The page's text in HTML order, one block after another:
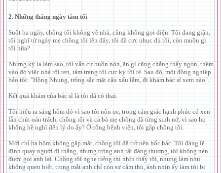
2. Những tháng ngày tăm tối
Suốt ba ngày, chồng tôi không về nhà, cũng không gọi điện. Tôi đang giận,
tôi nghĩ từ ngày mẹ chồng tôi lên đây, tôi đã cực nhục đủ rồi, còn muốn gì
tôi nữa?
Nhưng kỳ lạ làm sao, tôi vẫn cứ buồn nôn, ăn gì cũng chẳng thấy ngon, thêm
vào đó việc nhà rối ren, tâm trạng tôi cực kỳ tồi tệ. Sau đó, một đồng nghiệp
bảo tôi: "Hồng Nhung, trông sắc mặt cậu xấu lắm, đi khám bác sĩ xem nào".
Kết quả khám của bác sĩ là tôi đã có thai.
Tôi hiểu ra sáng hôm đó vì sao tôi nôn ọe, trong cảm giác hạnh phúc có xen
lẫn chút oán trách, chồng tôi và cả bà mẹ chồng đã từng sinh nở, vì sao họ
không hề nghĩ đến lý do ấy? Ở cổng bệnh viện, tôi gặp chồng tôi.
Mới chỉ ba hôm không gặp mặt, chồng tôi đã trở nên hốc hác. Tôi đáng lẽ
định quay người đi thẳng, nhưng trông anh rất đáng thương, tôi không nén
được gọi anh lại. Chồng tôi nghe tiếng thì nhìn thấy tôi, nhưng làm như
không quen biết, trong mắt anh chỉ còn sự căm thù, ánh nhìn ấy làm tôi bị